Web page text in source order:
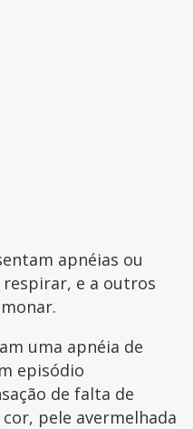
apnéias ou
e a outros
uma apnéia de
episódio
de falta de
pele avermelhada